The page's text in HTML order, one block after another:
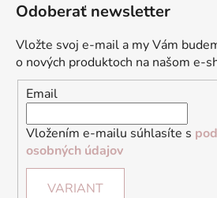
Odoberať newsletter
Vložte svoj e-mail a my Vám
o nových produktoch na našom e-
Email
Vložením e-mailu súhlasíte s
osobných údajov
VARIANT